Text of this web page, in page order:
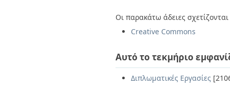
Οι παρακάτω άδειες
Creative Commons
Αυτό το τεκμήριο
Διπλωματικές Εργασίες